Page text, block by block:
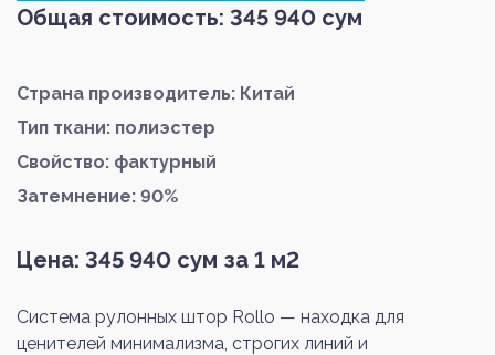
Общая стоимость: 345 940 сум
Страна производитель: Китай
Тип ткани: полиэстер
Свойство: фактурный
Затемнение: 90%
Цена: 345 940 сум за 1 м2
Система рулонных штор Rollo — находка для
ценителей минимализма, строгих линий и